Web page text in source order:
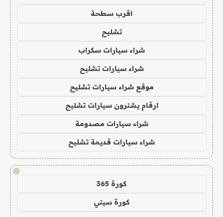
اقرب سطحة
تشليح
شراء سيارات سكراب
شراء سيارات تشليح
موقع شراء سيارات تشليح
ارقام يشترون سيارات تشليح
شراء سيارات مصدومة
شراء سيارات قديمة تشليح
!
كورة 365
كورة سيتي